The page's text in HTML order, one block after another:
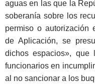
aguas en las que la
soberanía sobre los
permiso o autorización
de Aplicación, se
dichos espacios», que
funcionarios en
al no sancionar a los